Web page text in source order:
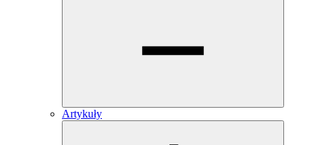
Artykuły